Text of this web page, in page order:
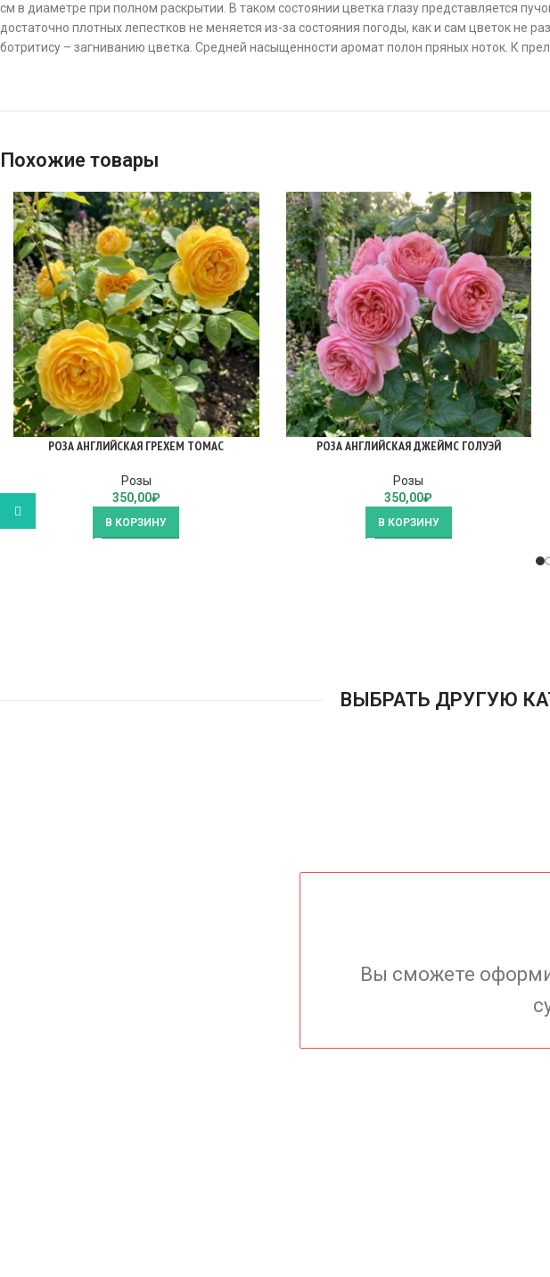
см в диаметре при полном раскрытии. В таком состоянии цветка глазу представляется
достаточно плотных лепестков не меняется из-за состояния погоды, как и сам цветок
ботритису – загниванию цветка. Средней насыщенности аромат полон пряных ноток. К
Похожие товары
РОЗА АНГЛИЙСКАЯ ГРЕХЕМ ТОМАС
Розы
350,00₽
В КОРЗИНУ
РОЗА АНГЛИЙСКАЯ ДЖЕЙМС ГОЛУЭЙ
Розы
350,00₽
В КОРЗИНУ
ВЫБРАТЬ ДРУГУЮ
Вы сможете
WhatsApp